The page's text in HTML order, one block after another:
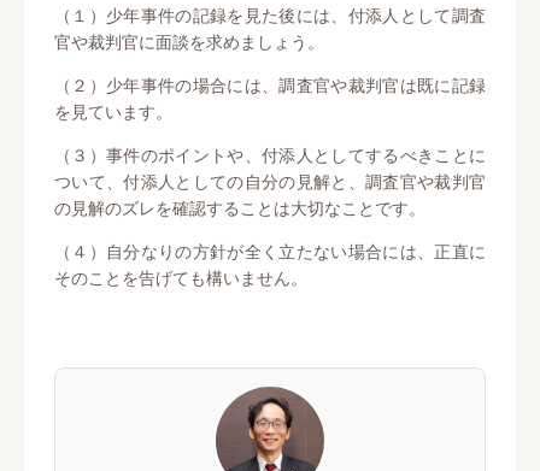
（１）少年事件の記録を見た後には、付添人として調査
官や裁判官に面談を求めましょう。
（２）少年事件の場合には、調査官や裁判官は既に記録
を見ています。
（３）事件のポイントや、付添人としてするべきことに
ついて、付添人としての自分の見解と、調査官や裁判官
の見解のズレを確認することは大切なことです。
（４）自分なりの方針が全く立たない場合には、正直に
そのことを告げても構いません。